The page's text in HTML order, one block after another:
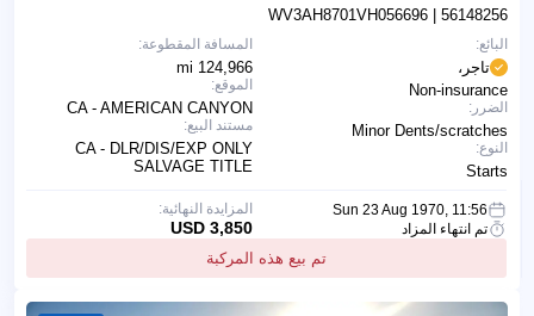
WV3AH8701VH056696 | 56148256
المسافة المقطوعة:
124,966 mi
الموقع:
CA - AMERICAN CANYON
مستند البيع:
CA - DLR/DIS/EXP ONLY
SALVAGE TITLE
البائع:
تاجر،
Non-insurance
الضرر:
Minor Dents/scratches
النوع:
Starts
Sun 23 Aug 1970, 11:56
تم انتهاء المزاد
تم بيع هذه المركبة
المزايدة النهائية:
3,850 USD